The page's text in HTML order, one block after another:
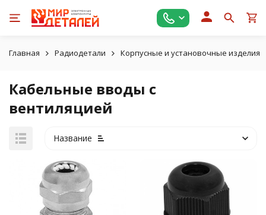
Главная Радиодетали Корпусные и установочные изделия
Кабельные вводы с
вентиляцией
Название